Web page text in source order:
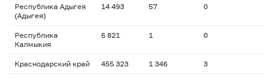
Республика Адыгея
(Адыгея)
14 493 57 0
Республика
Калмыкия
6 821 1 0
Краснодарский край 455 323 1 346 3